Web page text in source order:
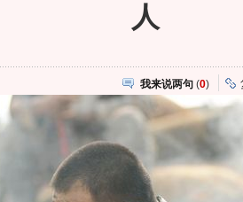
人
我来说两句 (0)